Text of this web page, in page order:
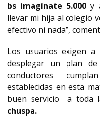
bs imagínate 5.000y
llevar mi hija al colegio
efectivo ni nada”,
Los usuarios exigen a
desplegar un plan
conductores
establecidas en esta
buen servicio a toda
chuspa.